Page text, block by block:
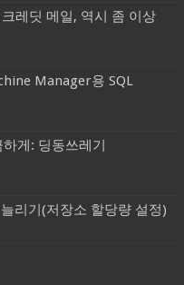
레딧 메일, 역시 좀 이상
Manager용 SQL
게: 딩동쓰레기
리기(저장소 할당량 설정)